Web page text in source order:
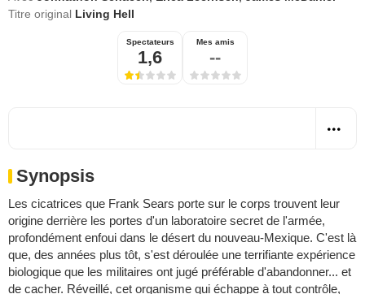
Titre original Living Hell
Spectateurs
1,6
Mes amis
--
Synopsis
Les cicatrices que Frank Sears porte sur le corps trouvent leur
origine derrière les portes d'un laboratoire secret de l'armée,
profondément enfoui dans le désert du nouveau-Mexique. C'est là
que, des années plus tôt, s'est déroulée une terrifiante expérience
biologique que les militaires ont jugé préférable d'abandonner... et
de cacher. Réveillé, cet organisme qui échappe à tout contrôle,